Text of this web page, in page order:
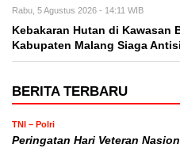
Rabu, 5 Agustus 2026 - 14:11 WIB
Kebakaran Hutan di Kawasan
Kabupaten Malang Siaga
BERITA TERBARU
TNI – Polri
Peringatan Hari Veteran